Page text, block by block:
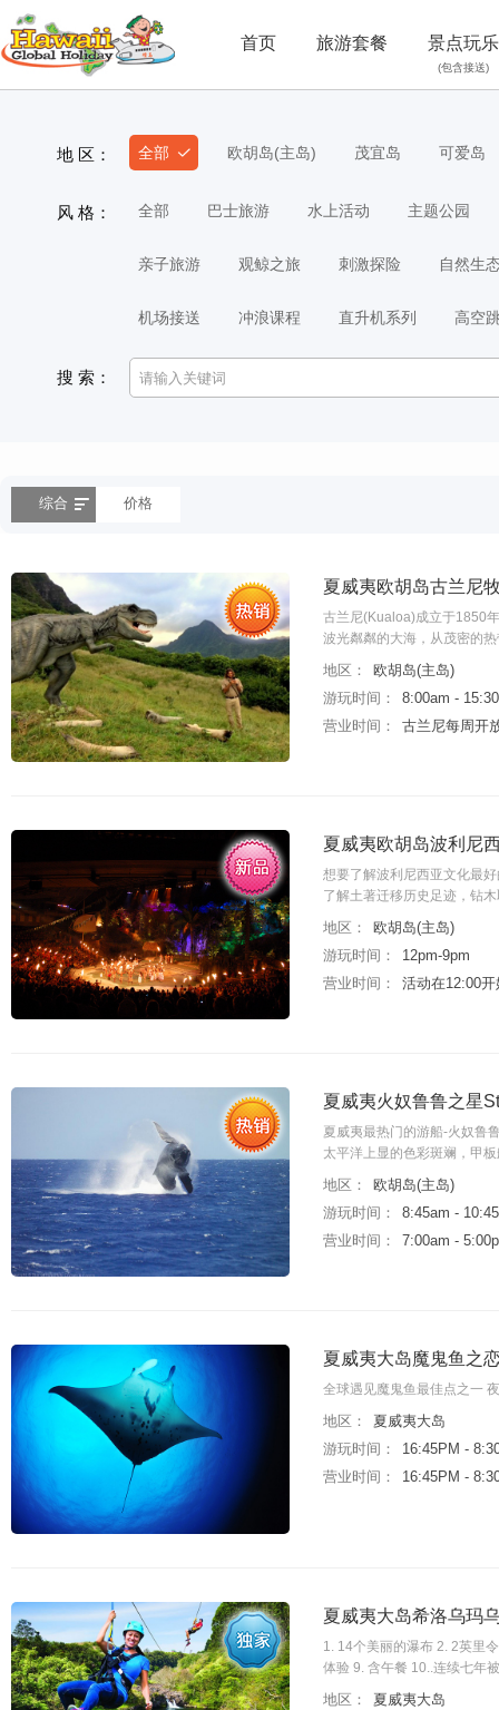
首页 旅游套餐 景点玩乐
(包含接送)
地 区： 全部 欧胡岛(主岛) 茂宜岛 可爱岛
风 格： 全部 巴士旅游 水上活动 主题公园
亲子旅游 观鲸之旅 刺激探险 自然生
机场接送 冲浪课程 直升机系列 高空
搜 索：
综合 价格
夏威夷欧胡岛古兰尼
古兰尼(Kualoa)成立于1850
波光粼粼的大海，从茂密的
地区：
欧胡岛(主岛)
游玩时间：
8:00am -
营业时间：
古兰尼每周开
夏威夷欧胡岛波利尼
想要了解波利尼西亚文化最
了解土著迁移历史足迹，钻
地区：
欧胡岛(主岛)
游玩时间：
12pm-9pm
营业时间：
活动在12:00
夏威夷火奴鲁鲁之星
夏威夷最热门的游船-火奴鲁
太平洋上显的色彩斑斓，甲
地区：
欧胡岛(主岛)
游玩时间：
8:45am -
营业时间：
7:00am -
夏威夷大岛魔鬼鱼之
全球遇见魔鬼鱼最佳点之一
地区：
夏威夷大岛
游玩时间：
16:45PM -
营业时间：
16:45PM -
夏威夷大岛希洛乌玛
1. 14个美丽的瀑布 2. 2英里
体验 9. 含午餐 10..连续七年
地区：
夏威夷大岛